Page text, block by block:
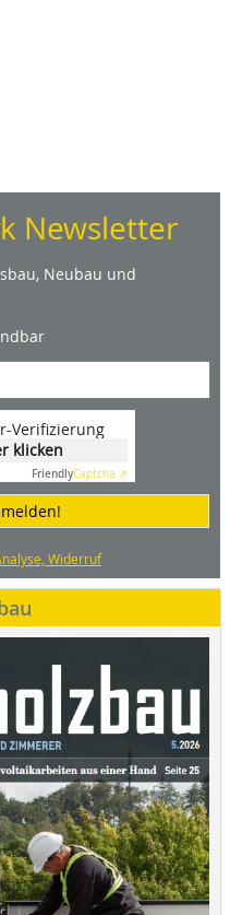
Newsletter
Neubau und
Verifizierung
klicken
FriendlyCaptcha ⇗
Widerruf